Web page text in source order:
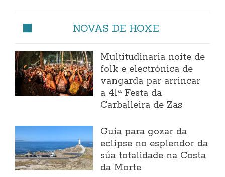
NOVAS DE HOXE
Multitudinaria noite de
folk e electrónica de
vangarda par arrincar
a 41ª Festa da
Carballeira de Zas
Guía para gozar da
eclipse no esplendor da
súa totalidade na Costa
da Morte